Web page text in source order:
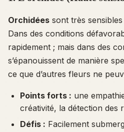
Orchidées sont très
Dans des conditions
rapidement ; mais dans des
s’épanouissent de manière
ce que d’autres fleurs ne
Points forts : une
créativité, la détection des
Défis : Facilement